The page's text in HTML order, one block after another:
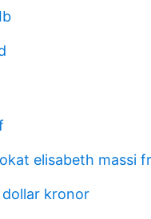
elisabeth massi
dollar kronor